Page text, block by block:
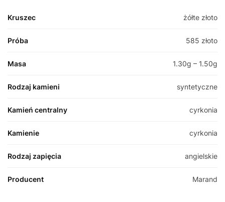
Kruszec żółte złoto
Próba 585 złoto
Masa 1.30g – 1.50g
Rodzaj kamieni syntetyczne
Kamień centralny cyrkonia
Kamienie cyrkonia
Rodzaj zapięcia angielskie
Producent Marand